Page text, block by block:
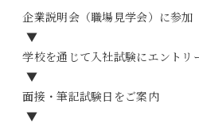
企業説明会（職場見学会）に参加
▼
学校を通じて入社試験にエントリ
▼
面接・筆記試験日をご案内
▼